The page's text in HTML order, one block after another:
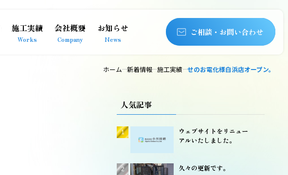
ご相談・お問い合わせ
施工実績
Works
会社概要
Company
お知らせ
News
ホーム 新着情報 施工実績 せのお電化様白浜店オープン。
人気記事
ウェブサイトをリニュー
アルいたしました。
久々の更新です。